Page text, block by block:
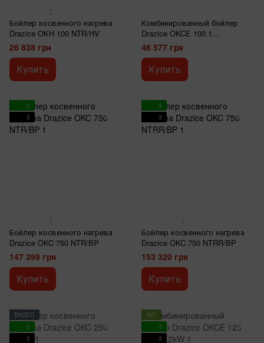
2
Бойлер косвенного нагрева
Drazice OKH 100 NTR/HV
26 838 грн
Купить
Комбинированный бойлер
Drazice OKCE 100.1
NTR/HV/2,2 kW
46 577 грн
Купить
3
3
1
Бойлер косвенного нагрева
Drazice OKC 750 NTR/BP
147 399 грн
Купить
3
3
1
Бойлер косвенного нагрева
Drazice OKC 750 NTRR/BP
153 320 грн
Купить
ВИДЕО
3
3
ХИТ
3
3